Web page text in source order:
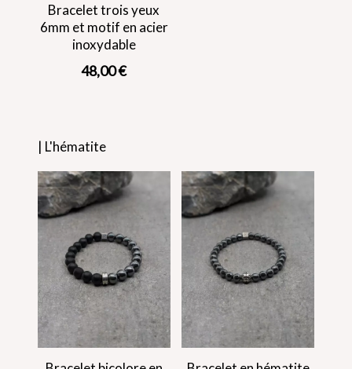
Bracelet trois yeux
6mm et motif en acier
inoxydable
48,00€
| L'hématite